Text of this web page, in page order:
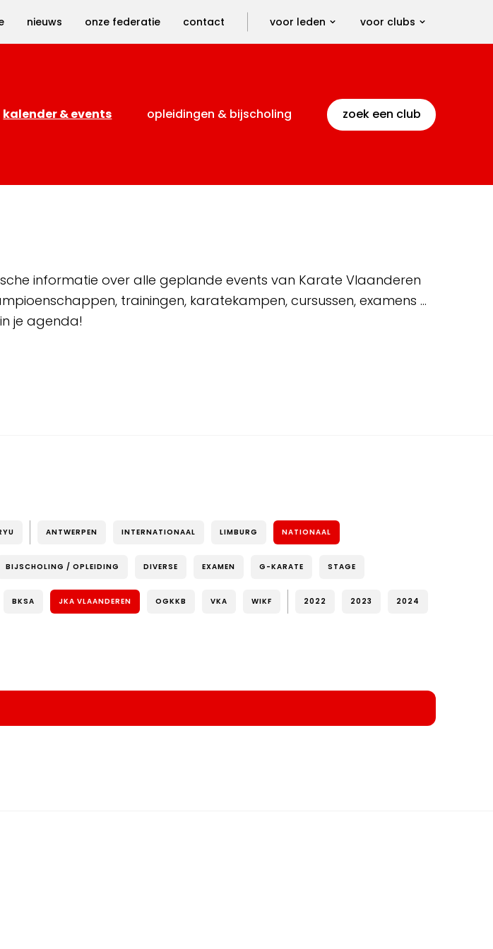
nieuws onze federatie contact voor leden voor clubs
kalender & events opleidingen & bijscholing zoek een club
informatie over alle geplande events van Karate Vlaanderen
trainingen, karatekampen, cursussen, examens …
je agenda!
ANTWERPEN INTERNATIONAAL LIMBURG NATIONAAL
BIJSCHOLING / OPLEIDING DIVERSE EXAMEN G-KARATE STAGE
BKSA JKA VLAANDEREN OGKKB VKA WIKF 2022 2023 2024